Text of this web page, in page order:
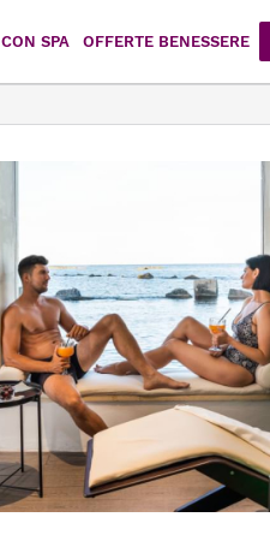
SPA OFFERTE BENESSERE